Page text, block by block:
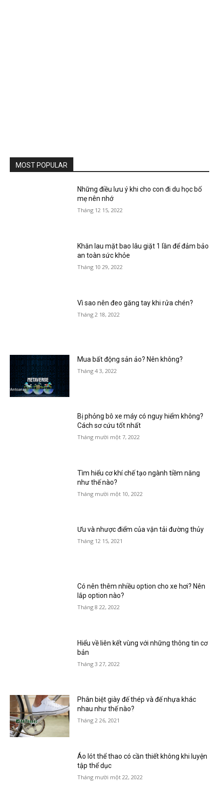
MOST POPULAR
Những điều lưu ý khi cho con đi du học bố
mẹ nên nhớ
Tháng 12 15, 2022
Khăn lau mặt bao lâu giặt 1 lần để đảm bảo
an toàn sức khỏe
Tháng 10 29, 2022
Vì sao nên đeo găng tay khi rửa chén?
Tháng 2 18, 2022
Mua bất động sản ảo? Nên không?
Tháng 4 3, 2022
Bị phỏng bô xe máy có nguy hiểm không?
Cách sơ cứu tốt nhất
Tháng mười một 7, 2022
Tìm hiểu cơ khí chế tạo ngành tiềm năng
như thế nào?
Tháng mười một 10, 2022
Ưu và nhược điểm của vận tải đường thủy
Tháng 12 15, 2021
Có nên thêm nhiều option cho xe hơi? Nên
lắp option nào?
Tháng 8 22, 2022
Hiểu về liên kết vùng với những thông tin cơ
bản
Tháng 3 27, 2022
Phân biệt giày đế thép và đế nhựa khác
nhau như thế nào?
Tháng 2 26, 2021
Áo lót thể thao có cần thiết không khi luyện
tập thể dục
Tháng mười một 22, 2022